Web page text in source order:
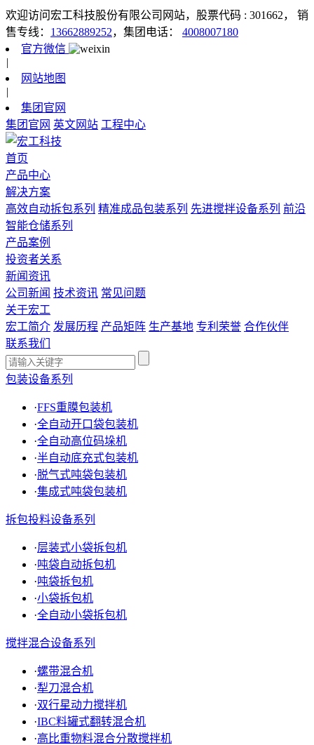
欢迎访问宏工科技股份有限公司网站，股票代码 : 301662，
销
售专线： 13662889252，集团电话： 4008007180
官方微信
|
网站地图
|
集团官网
集团官网 英文网站 工程中心
首页
产品中心
解决方案
高效自动拆包系列 精准成品包装系列 先进搅拌设备系列 前沿
智能仓储系列
产品案例
投资者关系
新闻资讯
公司新闻 技术资讯 常见问题
关于宏工
宏工简介 发展历程 产品矩阵 生产基地 专利荣誉 合作伙伴
联系我们
包装设备系列
·FFS重膜包装机
·全自动开口袋包装机
·全自动高位码垛机
·半自动底充式包装机
·脱气式吨袋包装机
·集成式吨袋包装机
拆包投料设备系列
·层装式小袋拆包机
·吨袋自动拆包机
·吨袋拆包机
·小袋拆包机
·全自动小袋拆包机
搅拌混合设备系列
·螺带混合机
·犁刀混合机
·双行星动力搅拌机
·IBC料罐式翻转混合机
·高比重物料混合分散搅拌机